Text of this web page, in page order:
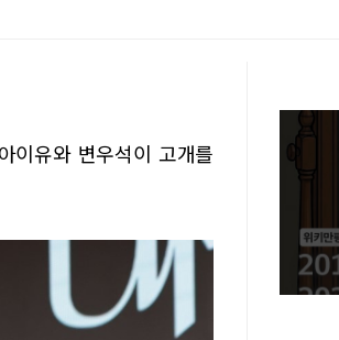
이유와 변우석이 고개를